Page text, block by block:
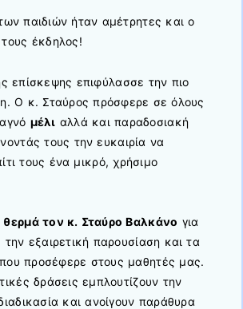
παιδιών ήταν αμέτρητες και ο
έκδηλος!
επίσκεψης επιφύλασσε την πιο
Ο κ. Σταύρος πρόσφερε σε όλους
μέλι αλλά και παραδοσιακή
τους την ευκαιρία να
τους ένα μικρό, χρήσιμο
θερμά τον κ. Σταύρο Βαλκάνο για
εξαιρετική παρουσίαση και τα
προσέφερε στους μαθητές μας.
δράσεις εμπλουτίζουν την
και ανοίγουν παράθυρα